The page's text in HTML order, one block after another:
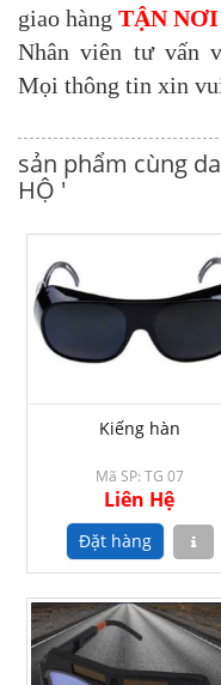
giao hàng TẬN
Nhân viên tư vấn
Mọi thông tin xin
sản phẩm cùng
HỘ '
Kiếng hàn
Mã SP: TG 07
Liên Hệ